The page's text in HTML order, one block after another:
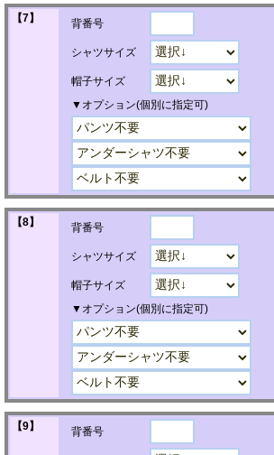
【7】 背番号
シャツサイズ
帽子サイズ
▼オプション(個別に指定可)
【8】 背番号
シャツサイズ
帽子サイズ
▼オプション(個別に指定可)
【9】 背番号